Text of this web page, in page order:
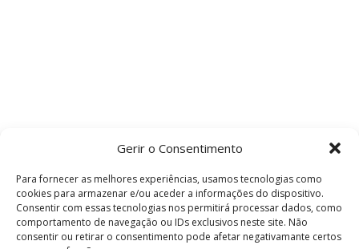
Gerir o Consentimento
Para fornecer as melhores experiências, usamos tecnologias como
cookies para armazenar e/ou aceder a informações do dispositivo.
Consentir com essas tecnologias nos permitirá processar dados, como
comportamento de navegação ou IDs exclusivos neste site. Não
consentir ou retirar o consentimento pode afetar negativamante certos